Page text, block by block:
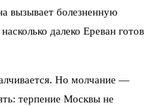
вызывает болезненную
далеко Ереван готов
Но молчание —
терпение Москвы не